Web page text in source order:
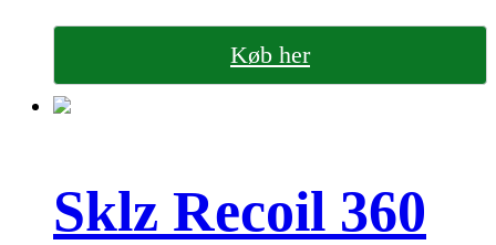
Køb her
Sklz Recoil 360